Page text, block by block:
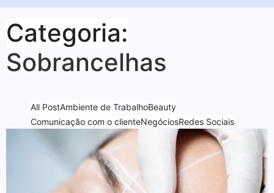
Categoria:
Sobrancelhas
All PostAmbiente de TrabalhoBeauty
Comunicação com o clienteNegóciosRedes Sociais